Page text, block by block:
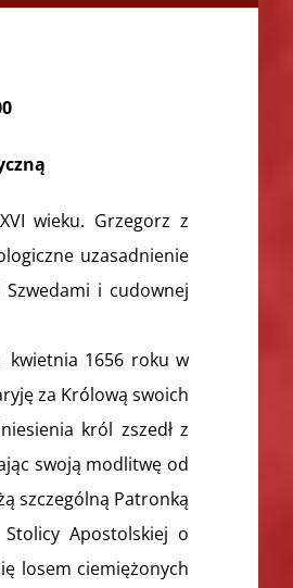
wieku. Grzegorz z
uzasadnienie
i cudownej
kwietnia 1656 roku w
za Królową swoich
król zszedł z
swoją modlitwę od
szczególną Patronką
Apostolskiej o
losem ciemiężonych